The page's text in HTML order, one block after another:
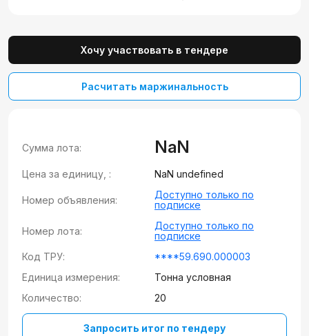
Хочу участвовать в тендере
Расчитать маржинальность
Сумма лота: NaN
Цена за единицу, : NaN undefined
Номер объявления:
Доступно только по
подписке
Номер лота:
Доступно только по
подписке
Код ТРУ:
****59.690.000003
Единица измерения:
Тонна условная
Количество:
20
Запросить итог по тендеру